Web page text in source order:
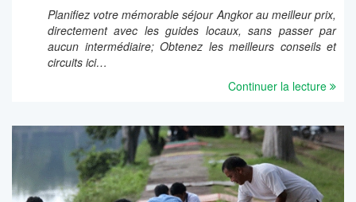
Planifiez votre mémorable séjour Angkor au meilleur prix,
directement avec les guides locaux, sans passer par
aucun intermédiaire; Obtenez les meilleurs conseils et
circuits ici…
Continuer la lecture